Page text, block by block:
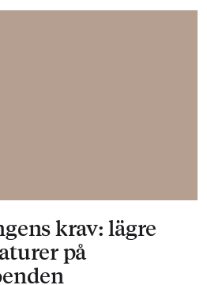
krav: lägre
på